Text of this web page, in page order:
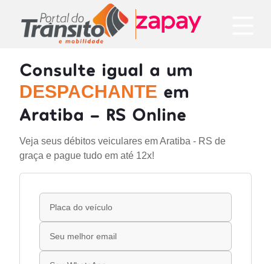
Consulte igual a um
DESPACHANTE em
Aratiba - RS Online
Veja seus débitos veiculares em Aratiba - RS de
graça e pague tudo em até 12x!